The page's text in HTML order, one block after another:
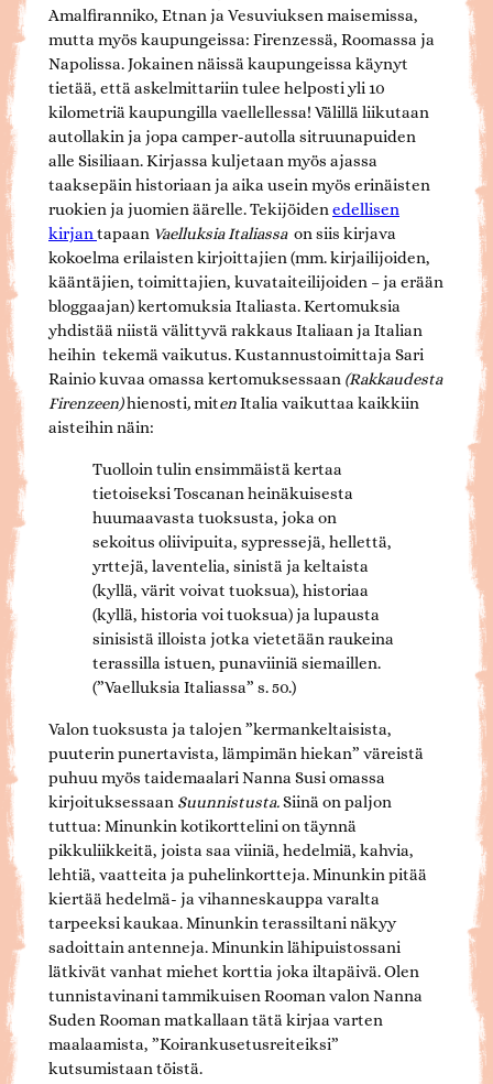
Amalfiranniko, Etnan ja Vesuviuksen maisemissa,
mutta myös kaupungeissa: Firenzessä, Roomassa ja
Napolissa. Jokainen näissä kaupungeissa käynyt
tietää, että askelmittariin tulee helposti yli 10
kilometriä kaupungilla vaellellessa! Välillä liikutaan
autollakin ja jopa camper-autolla sitruunapuiden
alle Sisiliaan. Kirjassa kuljetaan myös ajassa
taaksepäin historiaan ja aika usein myös erinäisten
ruokien ja juomien äärelle. Tekijöidenedellisen
kirjantapaan Vaelluksia Italiassa on siis kirjava
kokoelma erilaisten kirjoittajien (mm. kirjailijoiden,
kääntäjien, toimittajien, kuvataiteilijoiden – ja erään
bloggaajan) kertomuksia Italiasta. Kertomuksia
yhdistää niistä välittyvä rakkaus Italiaan ja Italian
heihin tekemä vaikutus. Kustannustoimittaja Sari
Rainio kuvaa omassa kertomuksessaan (Rakkaudesta
Firenzeen)hienosti,mitenItalia vaikuttaa kaikkiin
aisteihin näin:
Tuolloin tulin ensimmäistä kertaa
tietoiseksi Toscanan heinäkuisesta
huumaavasta tuoksusta, joka on
sekoitus oliivipuita, sypressejä, hellettä,
yrttejä, laventelia, sinistä ja keltaista
(kyllä, värit voivat tuoksua), historiaa
(kyllä, historia voi tuoksua) ja lupausta
sinisistä illoista jotka vietetään raukeina
terassilla istuen, punaviiniä siemaillen.
(”Vaelluksia Italiassa” s. 50.)
Valon tuoksusta ja talojen ”kermankeltaisista,
puuterin punertavista, lämpimän hiekan” väreistä
puhuu myös taidemaalari Nanna Susi omassa
kirjoituksessaan Suunnistusta.Siinä on paljon
tuttua: Minunkin kotikorttelini on täynnä
pikkuliikkeitä, joista saa viiniä, hedelmiä, kahvia,
lehtiä, vaatteita ja puhelinkortteja. Minunkin pitää
kiertää hedelmä- ja vihanneskauppa varalta
tarpeeksi kaukaa. Minunkin terassiltani näkyy
sadoittain antenneja. Minunkin lähipuistossani
lätkivät vanhat miehet korttia joka iltapäivä. Olen
tunnistavinani tammikuisen Rooman valon Nanna
Suden Rooman matkallaan tätä kirjaa varten
maalaamista, ”Koirankusetusreiteiksi”
kutsumistaan töistä.